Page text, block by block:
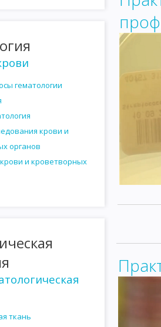
ФАКТОРЫ И МЕХАНИЗМЫ
АНТИГЕНЫ ЖИВОТНЫХ
ИСПОЛЬЗОВАНИЕ
РЕАКЦИЯ ПРЕЦИПИТАЦИИ
ВАКЦИНЫ И СЫВОРОТКИ.
АТОПИИ ПОВЫШЕННАЯ
МЕТОДЫ
МЕНИНГОКОККИ
БАКТЕРИИ
СЕМЕЙСТВО BACILLACEAE
КЛОСТРИДИИ СЕПТИКУМ
гематологии
крови и
органов
и кроветворных
ткань